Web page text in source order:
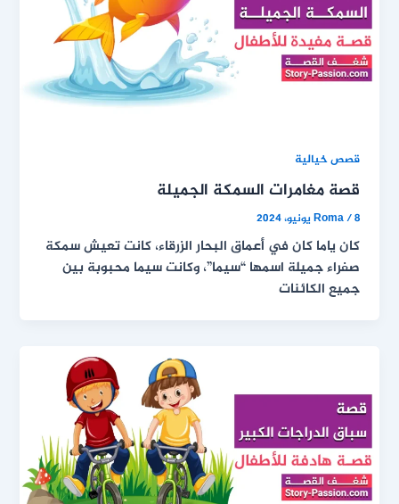
قصص خيالية
قصة مغامرات السمكة الجميلة
Roma/8 يونيو، 2024
كان ياما كان في أعماق البحار الزرقاء، كانت تعيش سمكة
صفراء جميلة اسمها “سيما”، وكانت سيما محبوبة بين
جميع الكائنات